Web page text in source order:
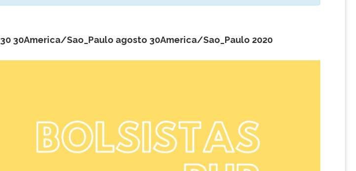
30 30America/Sao_Paulo agosto 30America/Sao_Paulo 2020